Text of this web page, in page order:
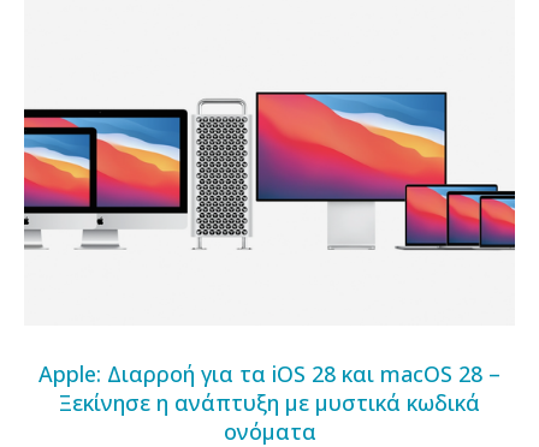
Apple: Διαρροή για τα iOS 28 και macOS 28 –
Ξεκίνησε η ανάπτυξη με μυστικά κωδικά
ονόματα